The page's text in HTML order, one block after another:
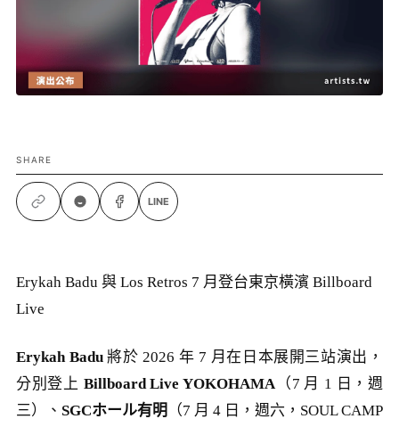
SHARE
LINE
Erykah Badu 與 Los Retros 7 月登台東京橫濱 Billboard
Live
Erykah Badu將於 2026 年 7 月在日本展開三站演出，
分別登上 Billboard Live YOKOHAMA（7 月 1 日，週
三）、 SGCホール有明
（7 月 4 日，週六，SOUL CAMP